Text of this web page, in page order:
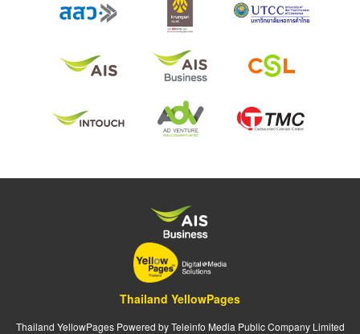
Thailand YellowPages
Thailand YellowPages Powered by Teleinfo Media Public Company Limited